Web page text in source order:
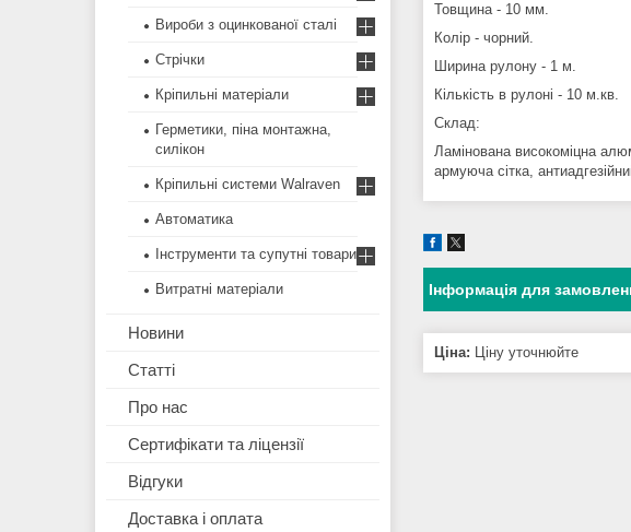
Товщина - 10 мм.
Колір - чорний.
Ширина рулону - 1 м.
Кількість в рулоні - 10 м.кв.
Склад:
Ламінована високоміцна
армуюча сітка,
Інформація для
Ціна: Ціну уточнюйте
Вироби з оцинкованої сталі
Стрічки
Кріпильні матеріали
Герметики, піна монтажна,
силікон
Кріпильні системи Walraven
Автоматика
Інструменти та супутні товари
Витратні матеріали
Новини
Статті
Про нас
Сертифікати та ліцензії
Відгуки
Доставка і оплата